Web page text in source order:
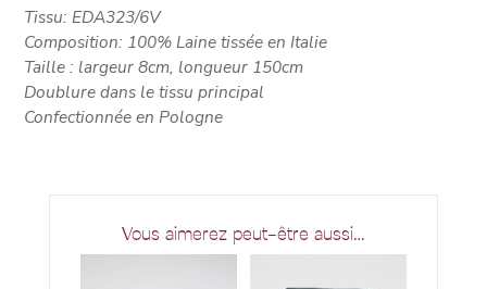
Tissu: EDA323/6V
Composition: 100% Laine tissée en Italie
Taille : largeur 8cm, longueur 150cm
Doublure dans le tissu principal
Confectionnée en Pologne
Vous aimerez peut-être aussi…